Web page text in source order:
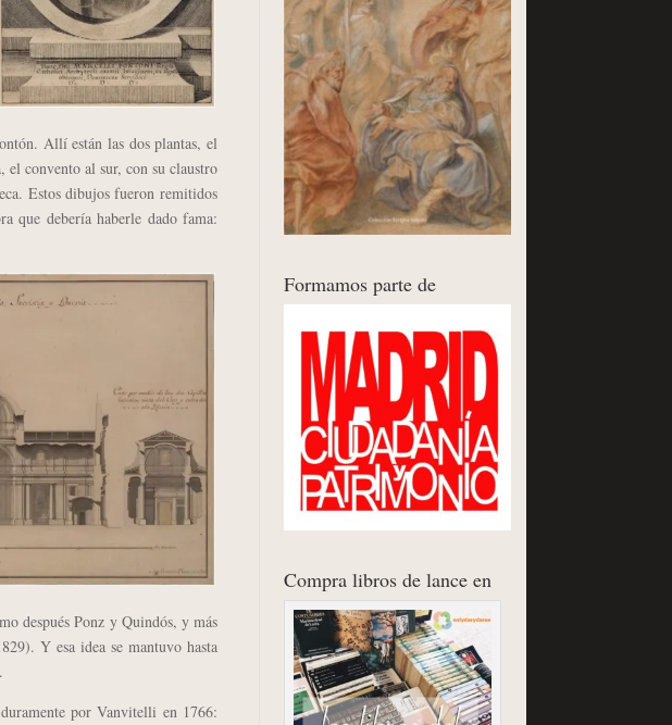
Allí están las dos plantas, el
el convento al sur, con su claustro
Estos dibujos fueron remitidos
que debería haberle dado fama:
después Ponz y Quindós, y más
Y esa idea se mantuvo hasta
por Vanvitelli en 1766:
Formamos parte de
Compra libros de lance en